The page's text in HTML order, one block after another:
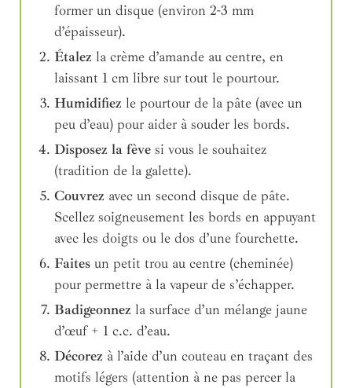
former un disque (environ 2-3 mm
d’épaisseur).
Étalez la crème d’amande au centre, en
laissant 1 cm libre sur tout le pourtour.
Humidifiez le pourtour de la pâte (avec un
peu d’eau) pour aider à souder les bords.
Disposez la fève si vous le souhaitez
(tradition de la galette).
Couvrez avec un second disque de pâte.
Scellez soigneusement les bords en appuyant
avec les doigts ou le dos d’une fourchette.
Faites un petit trou au centre (cheminée)
pour permettre à la vapeur de s’échapper.
Badigeonnez la surface d’un mélange jaune
d’œuf + 1 c.c. d’eau.
Décorez à l’aide d’un couteau en traçant des
motifs légers (attention à ne pas percer la